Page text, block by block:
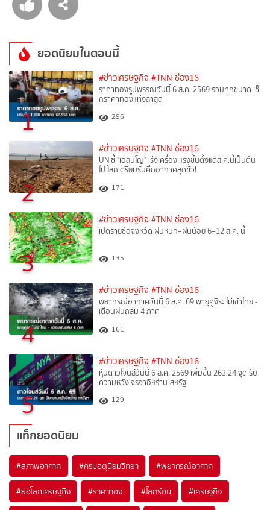
ยอดนิยมในตอนนี้
1
#ข่าวเศรษฐกิจ #TNN ช่อง16
ราคาทองรูปพรรณวันนี้ 6 ส.ค. 2569 รวมทุกขนาด เช็
กราคาทองแท่งล่าสุด
296
2
#ข่าวเศรษฐกิจ #TNN ช่อง16
UN ชี้ "เอลนีโญ" เร่งเครื่อง แรงขึ้นตั้งแต่ส.ค.นี้เป็นต้น
ไป โลกเตรียมรับศึกอากาศสุดขั้ว!
171
3
#ข่าวเศรษฐกิจ #TNN ช่อง16
เปิดรายชื่อจังหวัด ฝนหนัก–ฝนน้อย 6–12 ส.ค. นี้
135
4
#ข่าวเศรษฐกิจ #TNN ช่อง16
พยากรณ์อากาศวันนี้ 6 ส.ค. 69 พายุคูจิระ ไม่เข้าไทย -
เตือนฝนถล่ม 4 ภาค
161
5
#ข่าวเศรษฐกิจ #TNN ช่อง16
หุ้นดาวโจนส์วันนี้ 6 ส.ค. 2569 เพิ่มขึ้น 263.24 จุด รับ
ความหวังเจรจาอิหร่าน-สหรัฐ
129
แท็กยอดนิยม
#สภาพอากาศ #กรมอุตุนิยมวิทยา #พยากรณ์อากาศ
#ย่อโลกเศรษฐกิจ #ราคาทอง #โลกร้อน #เศรษฐกิจ